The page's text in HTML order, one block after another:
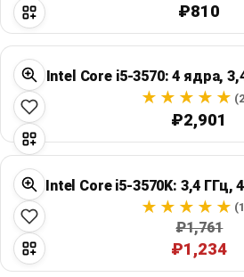
Brands
Global Price Tracker
Blog
Compare
Plans & Pricing
Log in
₽810
Intel Core i5-3570: 4 ядра,
₽2,901
Intel Core i5-3570K: 3,4 ГГц,
₽1,761
₽1,234